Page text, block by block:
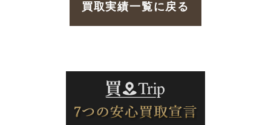
買取実績一覧に戻る